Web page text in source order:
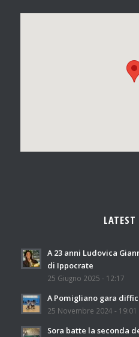
LATEST
A 23 anni Ludovica
di Ippocrate
25 Giugno 2025 - 12:17
A Pomigliano gara
25 Novembre 2024 - 19:01
Sora batte la seconda